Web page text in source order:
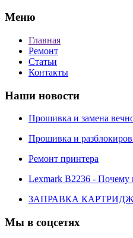
Меню
Главная
Ремонт
Статьи
Контакты
Наши новости
Прошивка и замена
Прошивка и
Ремонт принтера
Lexmark B2236 - Почему
ЗАПРАВКА
Мы в соцсетях